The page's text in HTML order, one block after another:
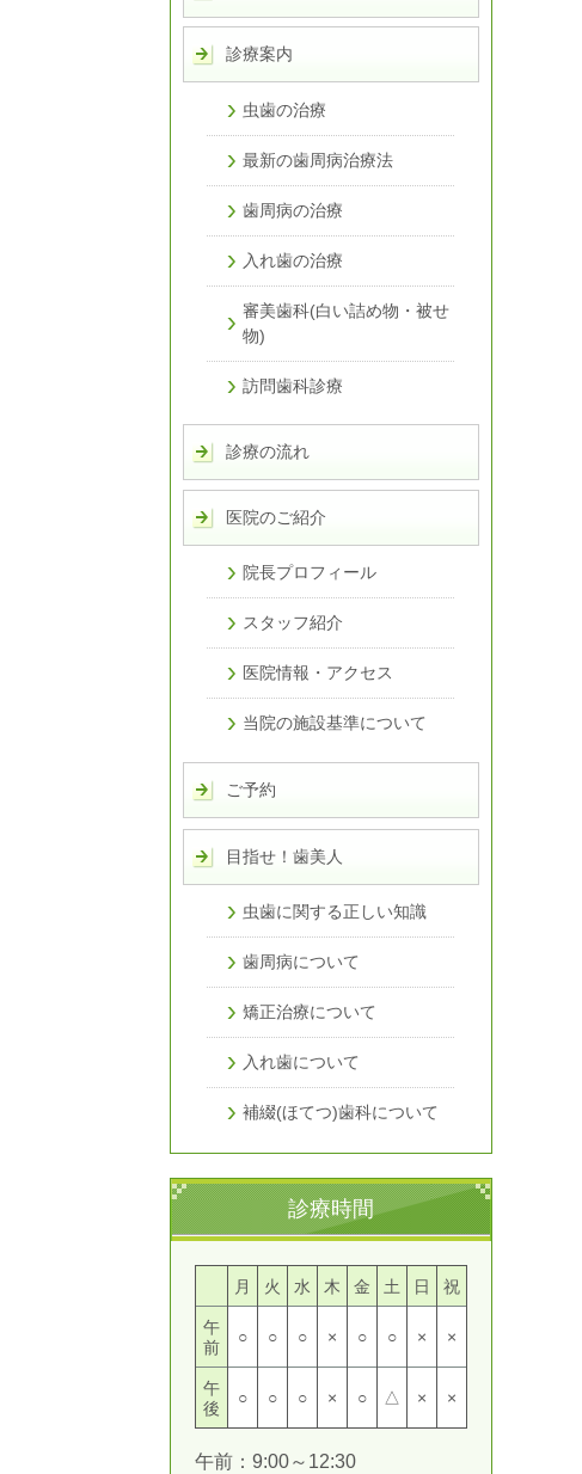
診療案内
虫歯の治療
最新の歯周病治療法
歯周病の治療
入れ歯の治療
審美歯科(白い詰め物・被せ
物)
訪問歯科診療
診療の流れ
医院のご紹介
院長プロフィール
スタッフ紹介
医院情報・アクセス
当院の施設基準について
ご予約
目指せ！歯美人
虫歯に関する正しい知識
歯周病について
矯正治療について
入れ歯について
補綴(ほてつ)歯科について
診療時間
月 火 水 木 金 土 日 祝
午
前
○ ○ ○ × ○ ○ × ×
午
後
○ ○ ○ × ○ △ × ×
午前：9:00～12:30